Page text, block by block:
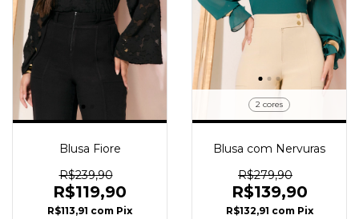
Blusa Fiore
R$239,90
R$119,90
R$113,91 com Pix
2 cores
Blusa com Nervuras
R$279,90
R$139,90
R$132,91 com Pix